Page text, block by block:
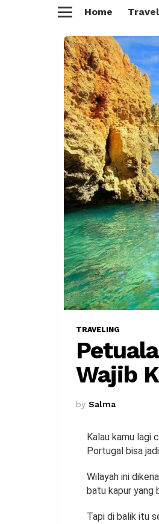
Home
TRAVELING
Wajib
by Salma
Kalau kamu lagi
Portugal bisa
Wilayah ini
batu kapur yang
Tapi di balik itu